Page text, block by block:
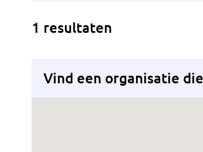
1 resultaten
Vind een organisatie